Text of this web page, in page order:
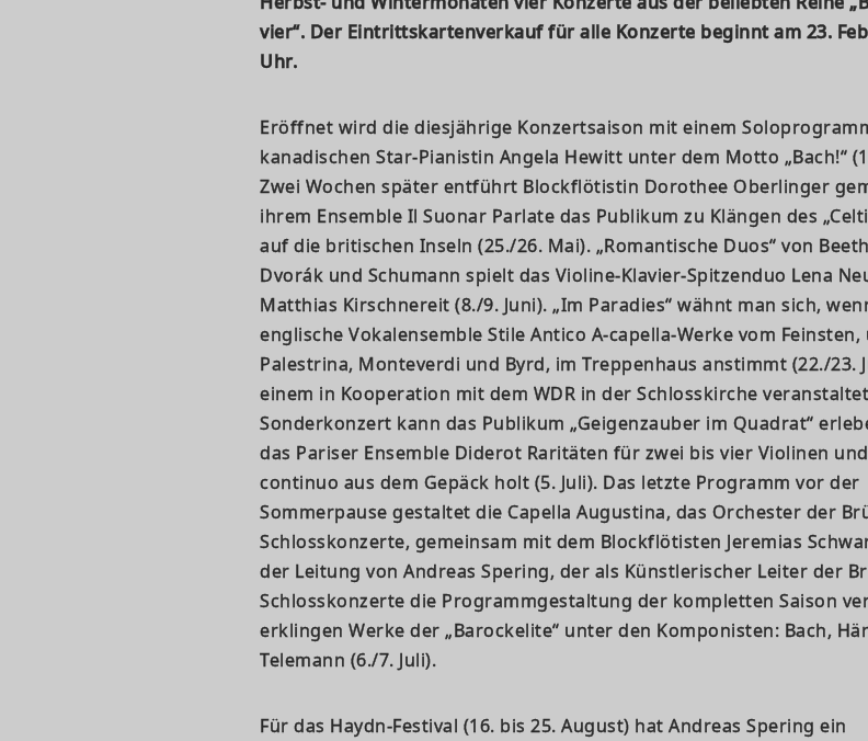
vier“. Der Eintrittskartenverkauf für alle Konzerte beginnt am 23.
Uhr.
Eröffnet wird die diesjährige Konzertsaison mit einem
kanadischen Star-Pianistin Angela Hewitt unter dem Motto „Bach!“
Zwei Wochen später entführt Blockflötistin Dorothee Oberlinger
ihrem Ensemble Il Suonar Parlate das Publikum zu Klängen des
auf die britischen Inseln (25./26. Mai). „Romantische Duos“ von
Dvorák und Schumann spielt das Violine-Klavier-Spitzenduo Lena
Matthias Kirschnereit (8./9. Juni). „Im Paradies“ wähnt man sich,
englische Vokalensemble Stile Antico A-capella-Werke vom Feinsten,
Palestrina, Monteverdi und Byrd, im Treppenhaus anstimmt (22./23.
einem in Kooperation mit dem WDR in der Schlosskirche
Sonderkonzert kann das Publikum „Geigenzauber im Quadrat“
das Pariser Ensemble Diderot Raritäten für zwei bis vier Violinen
continuo aus dem Gepäck holt (5. Juli). Das letzte Programm vor der
Sommerpause gestaltet die Capella Augustina, das Orchester der
Schlosskonzerte, gemeinsam mit dem Blockflötisten Jeremias
der Leitung von Andreas Spering, der als Künstlerischer Leiter der
Schlosskonzerte die Programmgestaltung der kompletten Saison
erklingen Werke der „Barockelite“ unter den Komponisten: Bach,
Telemann (6./7. Juli).
Für das Haydn-Festival (16. bis 25. August) hat Andreas Spering ein